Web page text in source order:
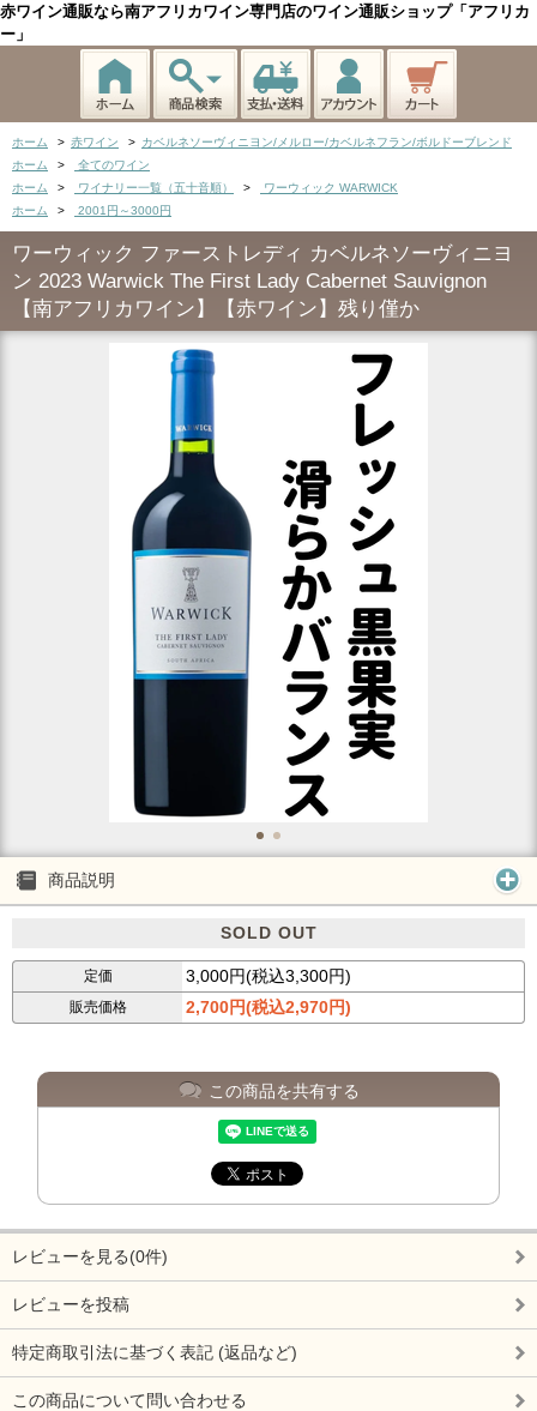
赤ワイン通販なら南アフリカワイン専門店のワイン通販ショップ「アフリカ
ー」
ホーム > 赤ワイン > カベルネソーヴィニヨン/メルロー/カベルネフラン/ボルドーブレンド
ホーム
>
全てのワイン
ホーム
> ワイナリー一覧（五十音順） >
ワーウィック WARWICK
ホーム
> 2001円～3000円
ワーウィック ファーストレディ カベルネソーヴィニヨ
ン 2023 Warwick The First Lady Cabernet Sauvignon
【南アフリカワイン】【赤ワイン】残り僅か
商品説明
SOLD OUT
定価 3,000円(税込3,300円)
販売価格 2,700円(税込2,970円)
この商品を共有する
レビューを見る(0件)
レビューを投稿
特定商取引法に基づく表記 (返品など)
この商品について問い合わせる